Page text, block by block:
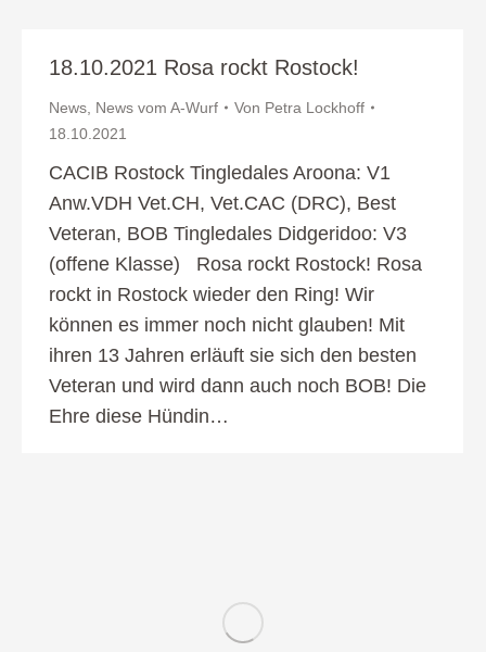
18.10.2021 Rosa rockt Rostock!
News, News vom A-Wurf Von Petra Lockhoff
18.10.2021
CACIB Rostock Tingledales Aroona: V1
Anw.VDH Vet.CH, Vet.CAC (DRC), Best
Veteran, BOB Tingledales Didgeridoo: V3
(offene Klasse) Rosa rockt Rostock! Rosa
rockt in Rostock wieder den Ring! Wir
können es immer noch nicht glauben! Mit
ihren 13 Jahren erläuft sie sich den besten
Veteran und wird dann auch noch BOB! Die
Ehre diese Hündin…